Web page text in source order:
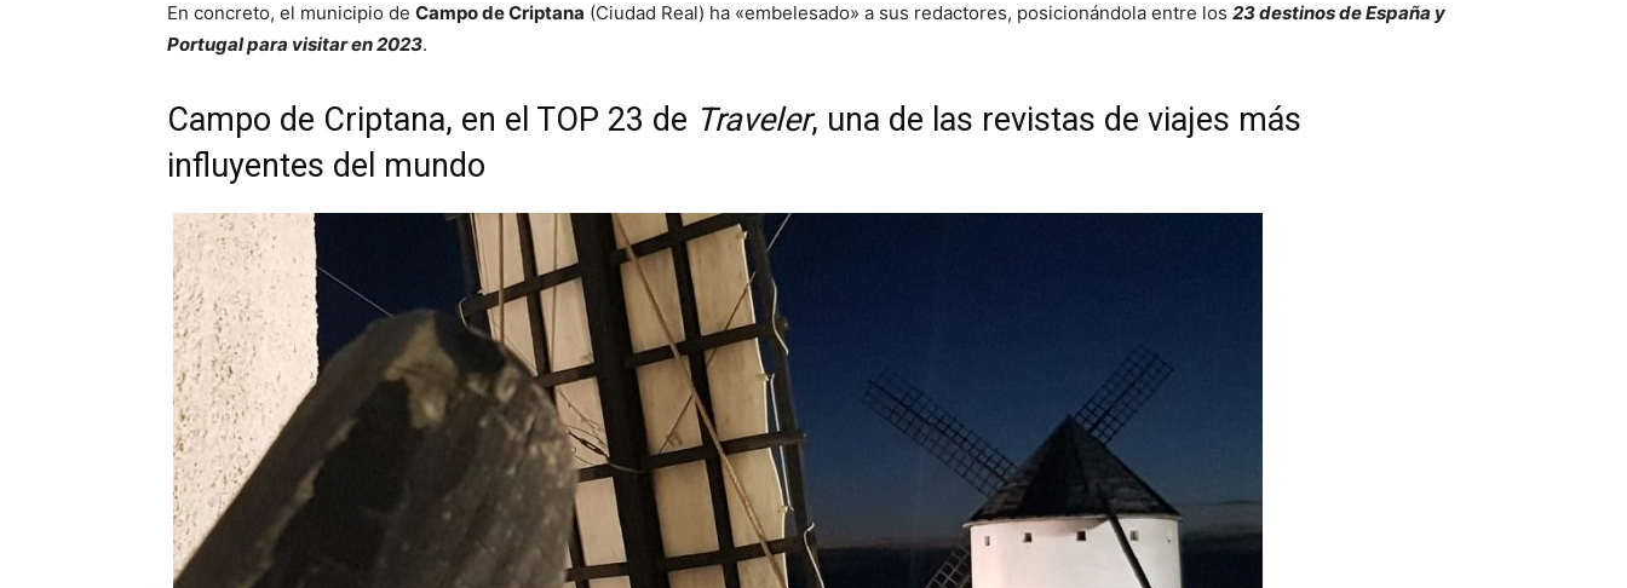
En concreto, el municipio de Campo de Criptana (Ciudad Real) ha «embelesado» a sus redactores, posicionándola entre los 23 destinos de España y
Portugal para visitar en 2023.
Campo de Criptana, en el TOP 23 de Traveler, una de las revistas de viajes más
influyentes del mundo